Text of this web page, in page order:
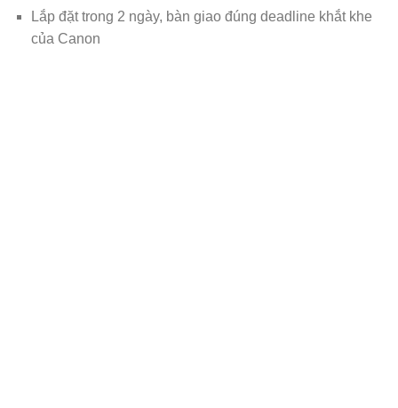
Lắp đặt trong 2 ngày, bàn giao đúng deadline khắt khe
của Canon